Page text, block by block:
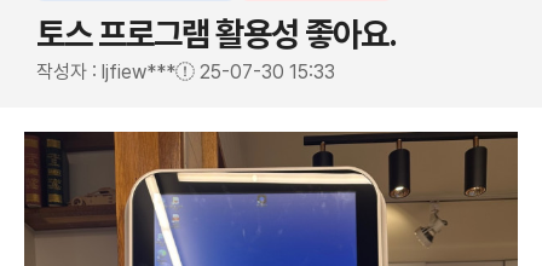
토스 프로그램 활용성 좋아요.
작성자 : ljfiew*** 25-07-30 15:33